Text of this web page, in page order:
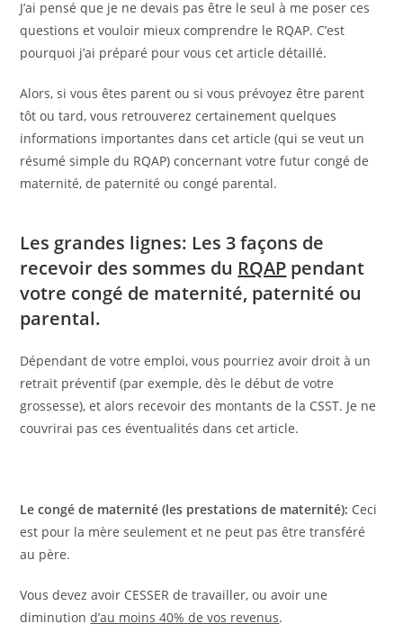
J’ai pensé que je ne devais pas être le seul à me poser ces
questions et vouloir mieux comprendre le RQAP. C’est
pourquoi j’ai préparé pour vous cet article détaillé.
Alors, si vous êtes parent ou si vous prévoyez être parent
tôt ou tard, vous retrouverez certainement quelques
informations importantes dans cet article (qui se veut un
résumé simple du RQAP) concernant votre futur congé de
maternité, de paternité ou congé parental.
Les grandes lignes: Les 3 façons de
recevoir des sommes du RQAP pendant
votre congé de maternité, paternité ou
parental.
Dépendant de votre emploi, vous pourriez avoir droit à un
retrait préventif (par exemple, dès le début de votre
grossesse), et alors recevoir des montants de la CSST. Je ne
couvrirai pas ces éventualités dans cet article.
Le congé de maternité (les prestations de maternité): Ceci
est pour la mère seulement et ne peut pas être transféré
au père.
Vous devez avoir CESSER de travailler, ou avoir une
diminutiond’au moins 40% de vos revenus.